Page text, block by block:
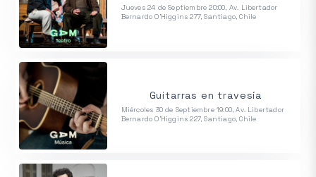
Jueves 24 de Septiembre 20:00, Av. Libertador
Bernardo O'Higgins 277, Santiago, Chile
Guitarras en travesía
Miércoles 30 de Septiembre 19:00, Av. Libertador
Bernardo O'Higgins 227, Santiago, Chile